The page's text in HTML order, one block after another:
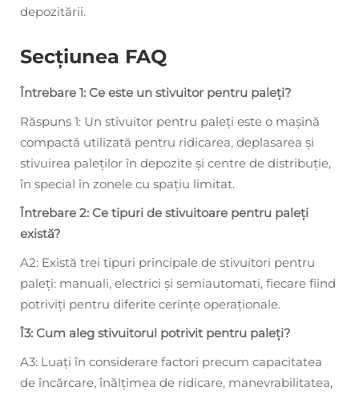
depozitării.
Secțiunea FAQ
Întrebare 1: Ce este un stivuitor pentru paleți?
Răspuns 1: Un stivuitor pentru paleți este o mașină
compactă utilizată pentru ridicarea, deplasarea și
stivuirea paleților în depozite și centre de distribuție,
în special în zonele cu spațiu limitat.
Întrebare 2: Ce tipuri de stivuitoare pentru paleți
există?
A2: Există trei tipuri principale de stivuitori pentru
paleți: manuali, electrici și semiautomati, fiecare fiind
potriviți pentru diferite cerințe operaționale.
Î3: Cum aleg stivuitorul potrivit pentru paleți?
A3: Luați în considerare factori precum capacitatea
de încărcare, înălțimea de ridicare, manevrabilitatea,